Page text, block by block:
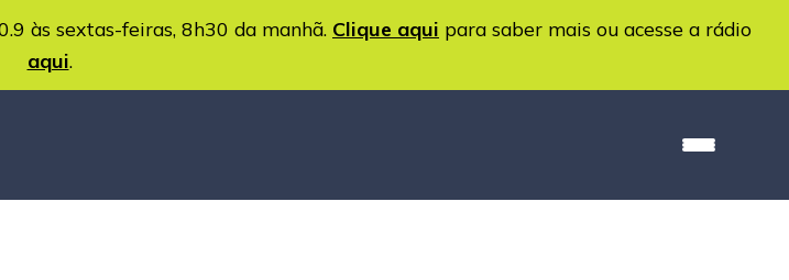
às sextas-feiras, 8h30 da manhã. Clique aqui para saber mais ou acesse a rádio
aqui.